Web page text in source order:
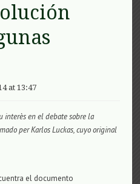
at 13:47
interès en el debate sobre la
per Karlos Luckas, cuyo original
el documento